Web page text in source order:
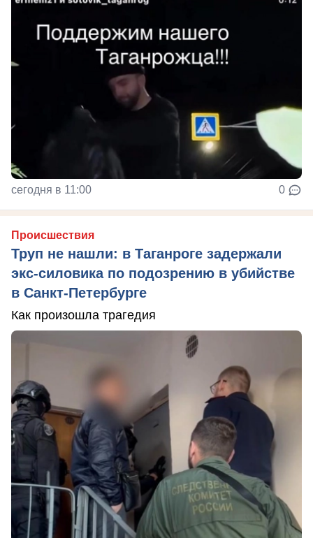
сегодня в 11:00 0
Происшествия
Труп не нашли: в Таганроге задержали
экс-силовика по подозрению в убийстве
в Санкт-Петербурге
Как произошла трагедия